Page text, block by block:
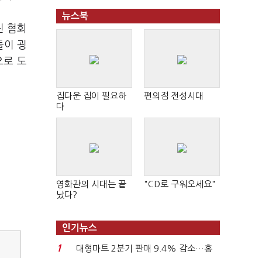
협회
이 굉
로 도
뉴스북
집다운 집이 필요하
다
편의점 전성시대
영화관의 시대는 끝
났다?
"CD로 구워오세요"
인기뉴스
1
대형마트 2분기 판매 9.4% 감소…홈